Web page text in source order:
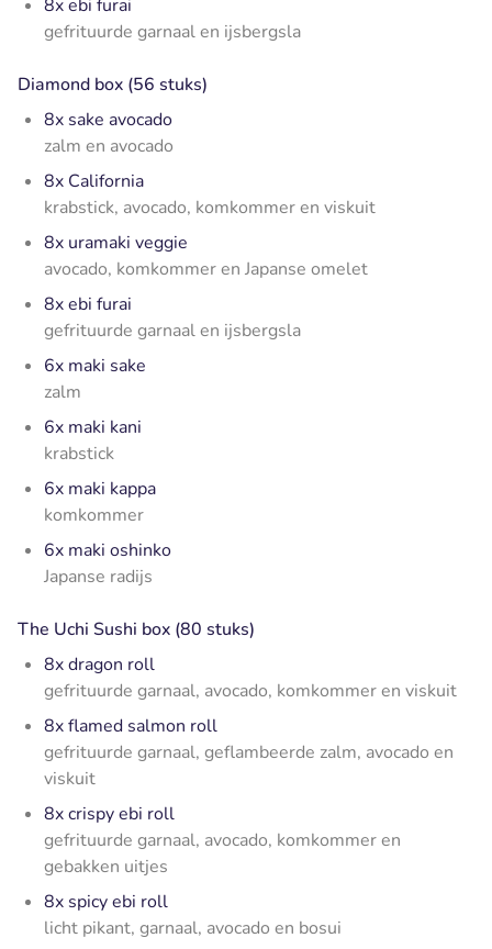
8x ebi furai
gefrituurde garnaal en ijsbergsla
Diamond box (56 stuks)
8x sake avocado
zalm en avocado
8x California
krabstick, avocado, komkommer en viskuit
8x uramaki veggie
avocado, komkommer en Japanse omelet
8x ebi furai
gefrituurde garnaal en ijsbergsla
6x maki sake
zalm
6x maki kani
krabstick
6x maki kappa
komkommer
6x maki oshinko
Japanse radijs
The Uchi Sushi box (80 stuks)
8x dragon roll
gefrituurde garnaal, avocado, komkommer en viskuit
8x flamed salmon roll
gefrituurde garnaal, geflambeerde zalm, avocado en
viskuit
8x crispy ebi roll
gefrituurde garnaal, avocado, komkommer en
gebakken uitjes
8x spicy ebi roll
licht pikant, garnaal, avocado en bosui